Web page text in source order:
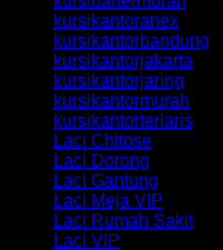
kursikantoranex
kursikantorbandung
kursikantorjakarta
kursikantorjaring
kursikantormurah
kursikantorterlaris
Laci Chitose
Laci Dorong
Laci Gantung
Laci Meja VIP
Laci Rumah Sakit
Laci VIP